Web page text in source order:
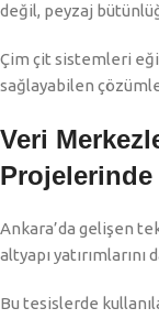
değil, peyzaj
Çim çit sistemleri
sağlayabilen
Veri
Projelerinde
Ankara’da gelişen
altyapı
Bu tesislerde